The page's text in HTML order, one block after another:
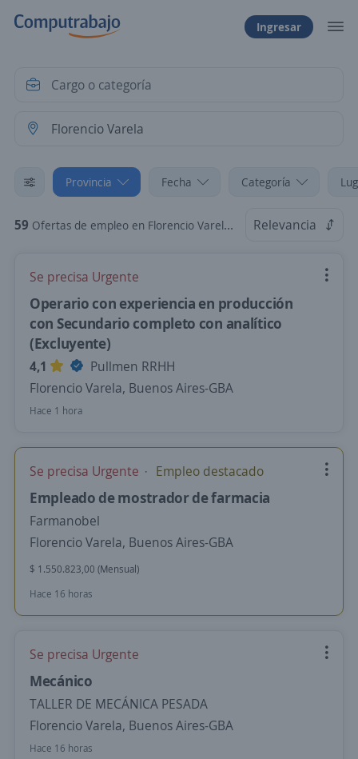
Ingresar
Provincia Fecha Categoría
59 Ofertas de empleo en Florencio Varela, Buenos Aires-GBA Relevancia
Se precisa Urgente
Operario con experiencia en producción
con Secundario completo con analítico
(Excluyente)
4,1
Pullmen RRHH
Florencio Varela, Buenos Aires-GBA
Hace 1 hora
Se precisa Urgente Empleo destacado
Empleado de mostrador de farmacia
Farmanobel
Florencio Varela, Buenos Aires-GBA
$ 1.550.823,00 (Mensual)
Hace 16 horas
Se precisa Urgente
Mecánico
TALLER DE MECÁNICA PESADA
Florencio Varela, Buenos Aires-GBA
Hace 16 horas